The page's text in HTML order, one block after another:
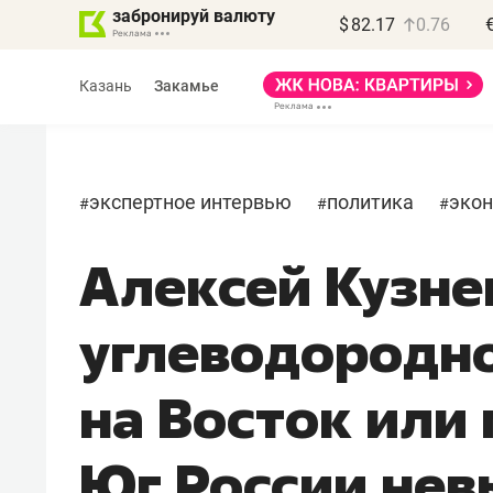
забронируй валюту $ 82.17 0.76
Казань Закамье
#экспертное интервью #политика #
Алексей
на Восток или
Василь Мазитов
МАРТ
«Не зная местных
потерять минимум